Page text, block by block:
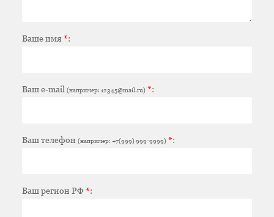
Ваше имя*:
Ваш e-mail (например: 12345@mail.ru) *:
Ваш телефон (например: +7(999) 999-9999) *:
Ваш регион РФ*: